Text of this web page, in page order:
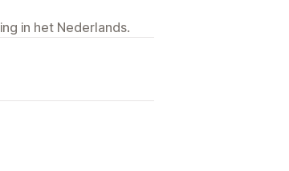
in het Nederlands.